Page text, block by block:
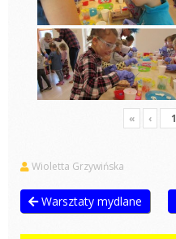
« ‹
Wioletta Grzywińska
Warsztaty mydlane